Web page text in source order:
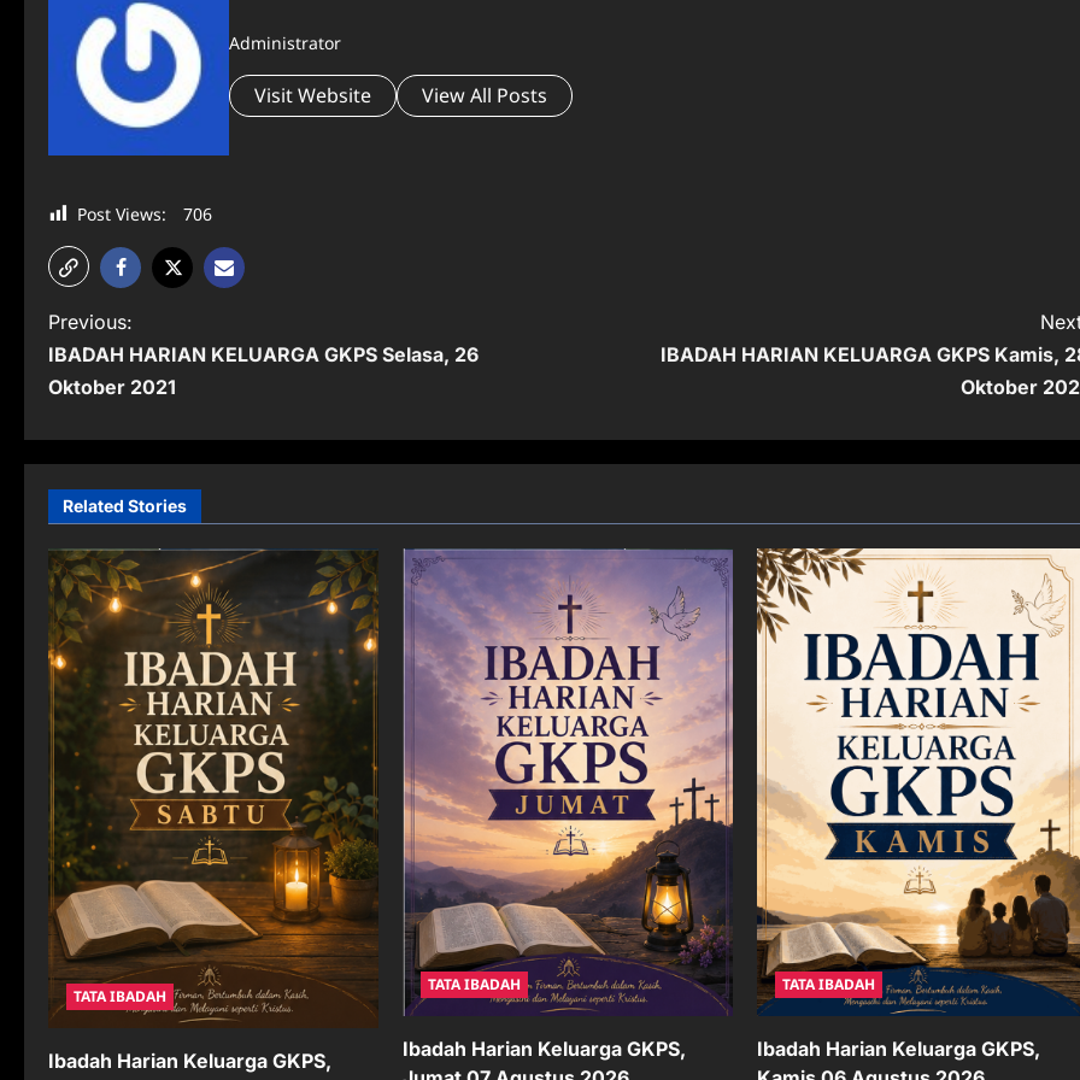
Administrator
Visit Website View All Posts
Post Views: 706
P
o
t
n
a
v
i
g
a
i
o
n
Previous:
IBADAH HARIAN KELUARGA GKPS Selasa, 26
Oktober 2021
IBADAH HARIAN KELUARGA GKPS Kamis,
Oktober
Related Stories
TATA IBADAH
Ibadah Harian Keluarga GKPS,
TATA IBADAH
Ibadah Harian Keluarga GKPS,
TATA IBADAH
Ibadah Harian Keluarga GKPS,